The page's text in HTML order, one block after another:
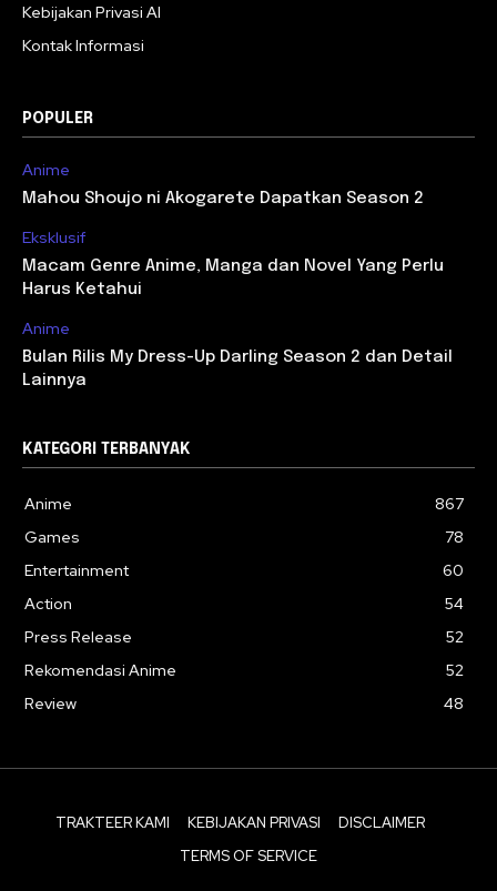
Kebijakan Privasi AI
Kontak Informasi
POPULER
Anime
Mahou Shoujo ni Akogarete Dapatkan Season 2
Eksklusif
Macam Genre Anime, Manga dan Novel Yang Perlu
Harus Ketahui
Anime
Bulan Rilis My Dress-Up Darling Season 2 dan Detail
Lainnya
KATEGORI TERBANYAK
Anime
867
Games
78
Entertainment
60
Action
54
Press Release
52
Rekomendasi Anime
52
Review
48
TRAKTEER KAMI KEBIJAKAN PRIVASI
DISCLAIMER
TERMS OF SERVICE